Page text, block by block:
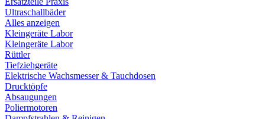
Ultraschallbäder
Alles anzeigen
Kleingeräte Labor
Kleingeräte Labor
Rüttler
Tiefziehgeräte
Elektrische Wachsmesser & Tauchdosen
Drucktöpfe
Absaugungen
Poliermotoren